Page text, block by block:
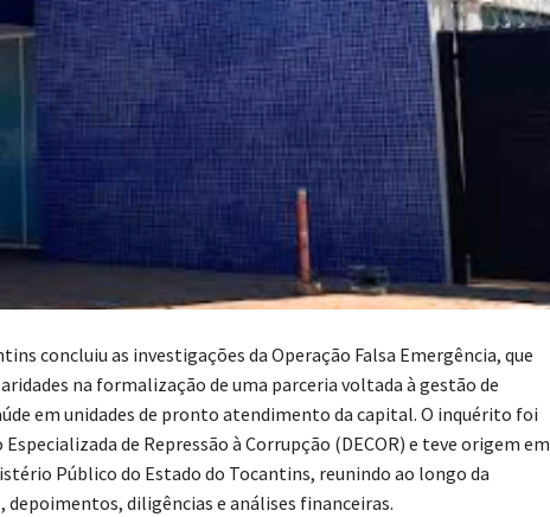
concluiu as investigações da Operação Falsa Emergência, que
na formalização de uma parceria voltada à gestão de
em unidades de pronto atendimento da capital. O inquérito foi
de Repressão à Corrupção (DECOR) e teve origem em
Público do Estado do Tocantins, reunindo ao longo da
depoimentos, diligências e análises financeiras.